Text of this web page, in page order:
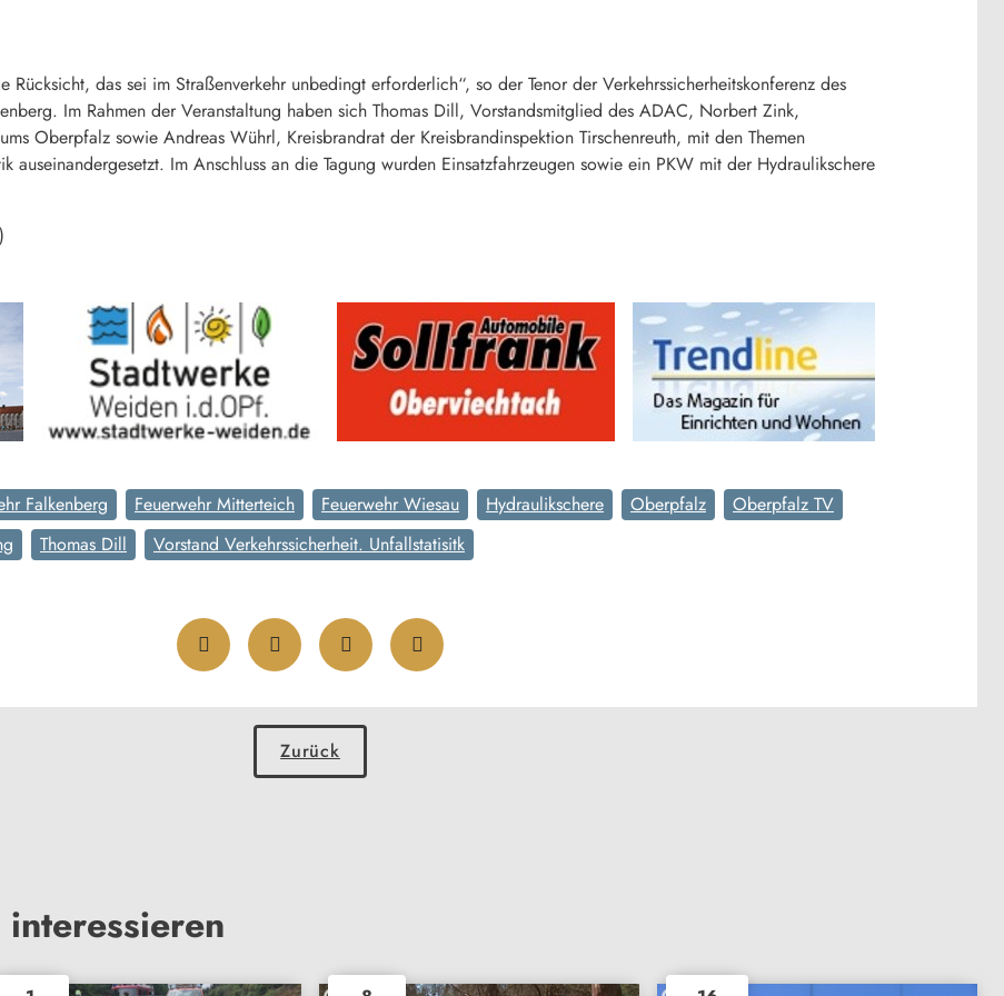
Rücksicht, das sei im Straßenverkehr unbedingt erforderlich“, so der Tenor der Verkehrssicherheitskonferenz des
Im Rahmen der Veranstaltung haben sich Thomas Dill, Vorstandsmitglied des ADAC, Norbert Zink,
Oberpfalz sowie Andreas Wührl, Kreisbrandrat der Kreisbrandinspektion Tirschenreuth, mit den Themen
auseinandergesetzt. Im Anschluss an die Tagung wurden Einsatzfahrzeugen sowie ein PKW mit der Hydraulikschere
Falkenberg Feuerwehr Mitterteich Feuerwehr Wiesau Hydraulikschere Oberpfalz
Oberpfalz TV
Thomas Dill Vorstand Verkehrssicherheit. Unfallstatisitk
Zurück